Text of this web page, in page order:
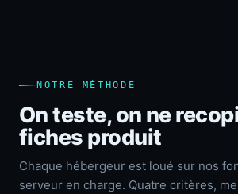
NOTRE MÉTHODE
On teste, on ne
fiches produit
Chaque hébergeur est loué sur nos
serveur en charge. Quatre critères,